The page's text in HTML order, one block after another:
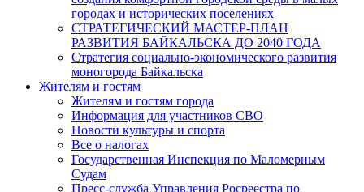
городах и исторических поселениях
СТРАТЕГИЧЕСКИЙ МАСТЕР-ПЛАН
РАЗВИТИЯ БАЙКАЛЬСКА ДО 2040 ГОДА
Стратегия социально-экономического развития
моногорода Байкальска
Жителям и гостям
Жителям и гостям города
Информация для участников СВО
Новости культуры и спорта
Все о налогах
Государственная Инспекция по Маломерным
Судам
Пресс-служба Управления Росреестра по